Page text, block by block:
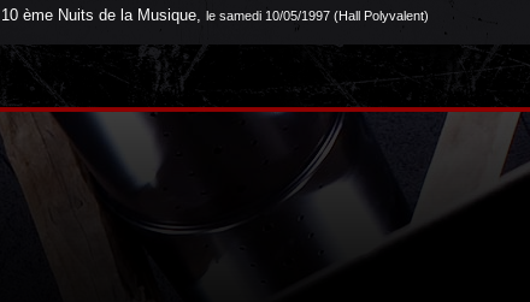
10 ème Nuits de la Musique, le samedi 10/05/1997 (Hall Polyvalent)